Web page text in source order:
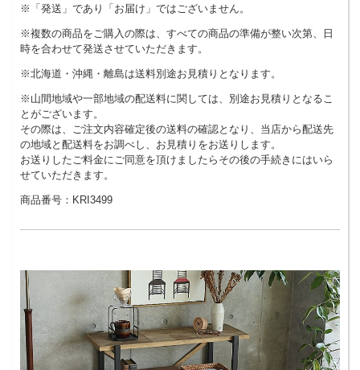
※「発送」であり「お届け」ではございません。
※複数の商品をご購入の際は、すべての商品の準備が整い次第、日
時を合わせて発送させていただきます。
※北海道・沖縄・離島は送料別途お見積りとなります。
※山間地域や一部地域の配送料に関しては、別途お見積りとなるこ
とがございます。
その際は、ご注文内容確定後の送料の確認となり、当店から配送先
の地域と配送料をお調べし、お見積りをお送りします。
お送りしたご料金にご同意を頂けましたらその後の手続きにはいら
せていただきます。
商品番号：KRI3499